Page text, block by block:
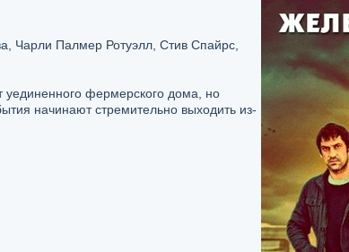
Чарли Палмер Ротуэлл, Стив Спайрс,
уединенного фермерского дома, но
начинают стремительно выходить из-